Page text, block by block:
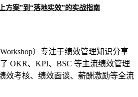
方案”到“落地实效”的实战指南
）专注于绩效管理知识分享
OKR、KPI、BSC 等主流绩效管理
效考核、绩效面谈、薪酬激励等全流